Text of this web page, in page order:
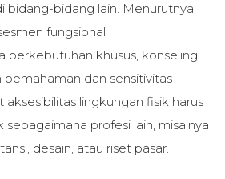
bidang-bidang lain. Menurutnya,
fungsional
berkebutuhan khusus, konseling
pemahaman dan sensitivitas
aksesibilitas lingkungan fisik harus
sebagaimana profesi lain, misalnya
desain, atau riset pasar.